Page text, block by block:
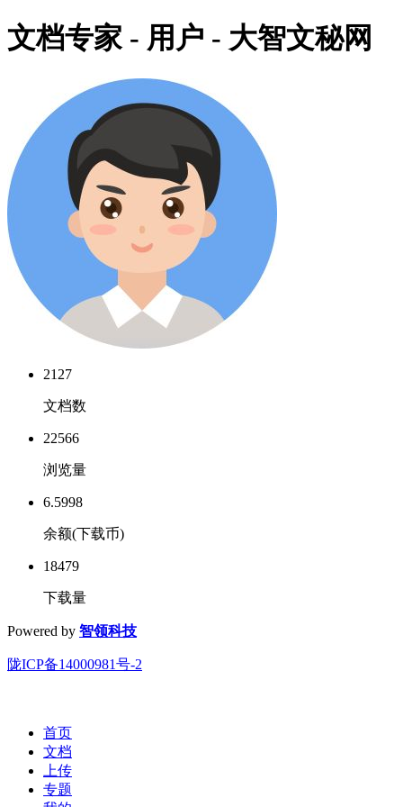
文档专家 - 用户 - 大智文秘网
2127
文档数
22566
浏览量
6.5998
余额(下载币)
18479
下载量
Powered by 智领科技
陇ICP备14000981号-2
首页
文档
上传
专题